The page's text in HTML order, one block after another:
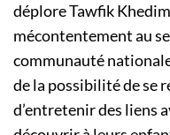
déplore Tawfik
mécontentement au
communauté
de la possibilité de se
d’entretenir des liens